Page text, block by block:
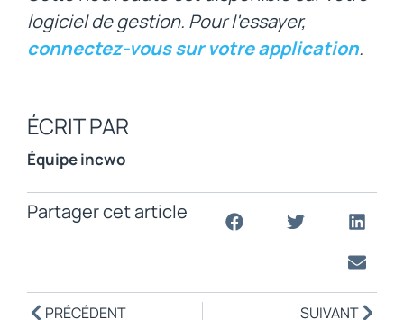
logiciel de gestion. Pour l'essayer,
connectez-vous sur votre application.
ÉCRIT PAR
Équipe incwo
Partager cet article
PRÉCÉDENT SUIVANT